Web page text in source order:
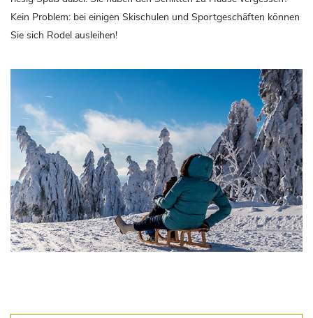
Kein Problem: bei einigen Skischulen und Sportgeschäften können
Sie sich Rodel ausleihen!